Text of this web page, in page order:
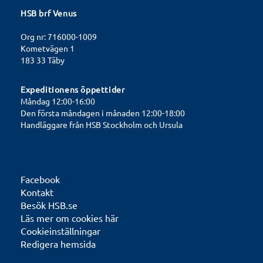
HSB brf Venus
Org nr: 716000-1009
Kometvägen 1
183 33 Täby
Expeditionens öppettider
Måndag 12:00-16:00
Den första måndagen i månaden 12:00-18:00
Handläggare från HSB Stockholm och Ursula
Facebook
Kontakt
Besök HSB.se
Läs mer om cookies här
Cookieinställningar
Redigera hemsida